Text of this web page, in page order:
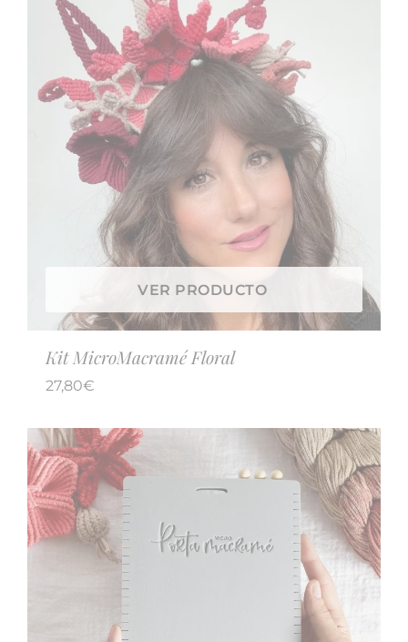
VER PRODUCTO
Kit MicroMacramé Floral
27,80€